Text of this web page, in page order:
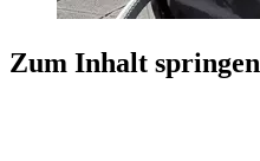
Zum Inhalt springen